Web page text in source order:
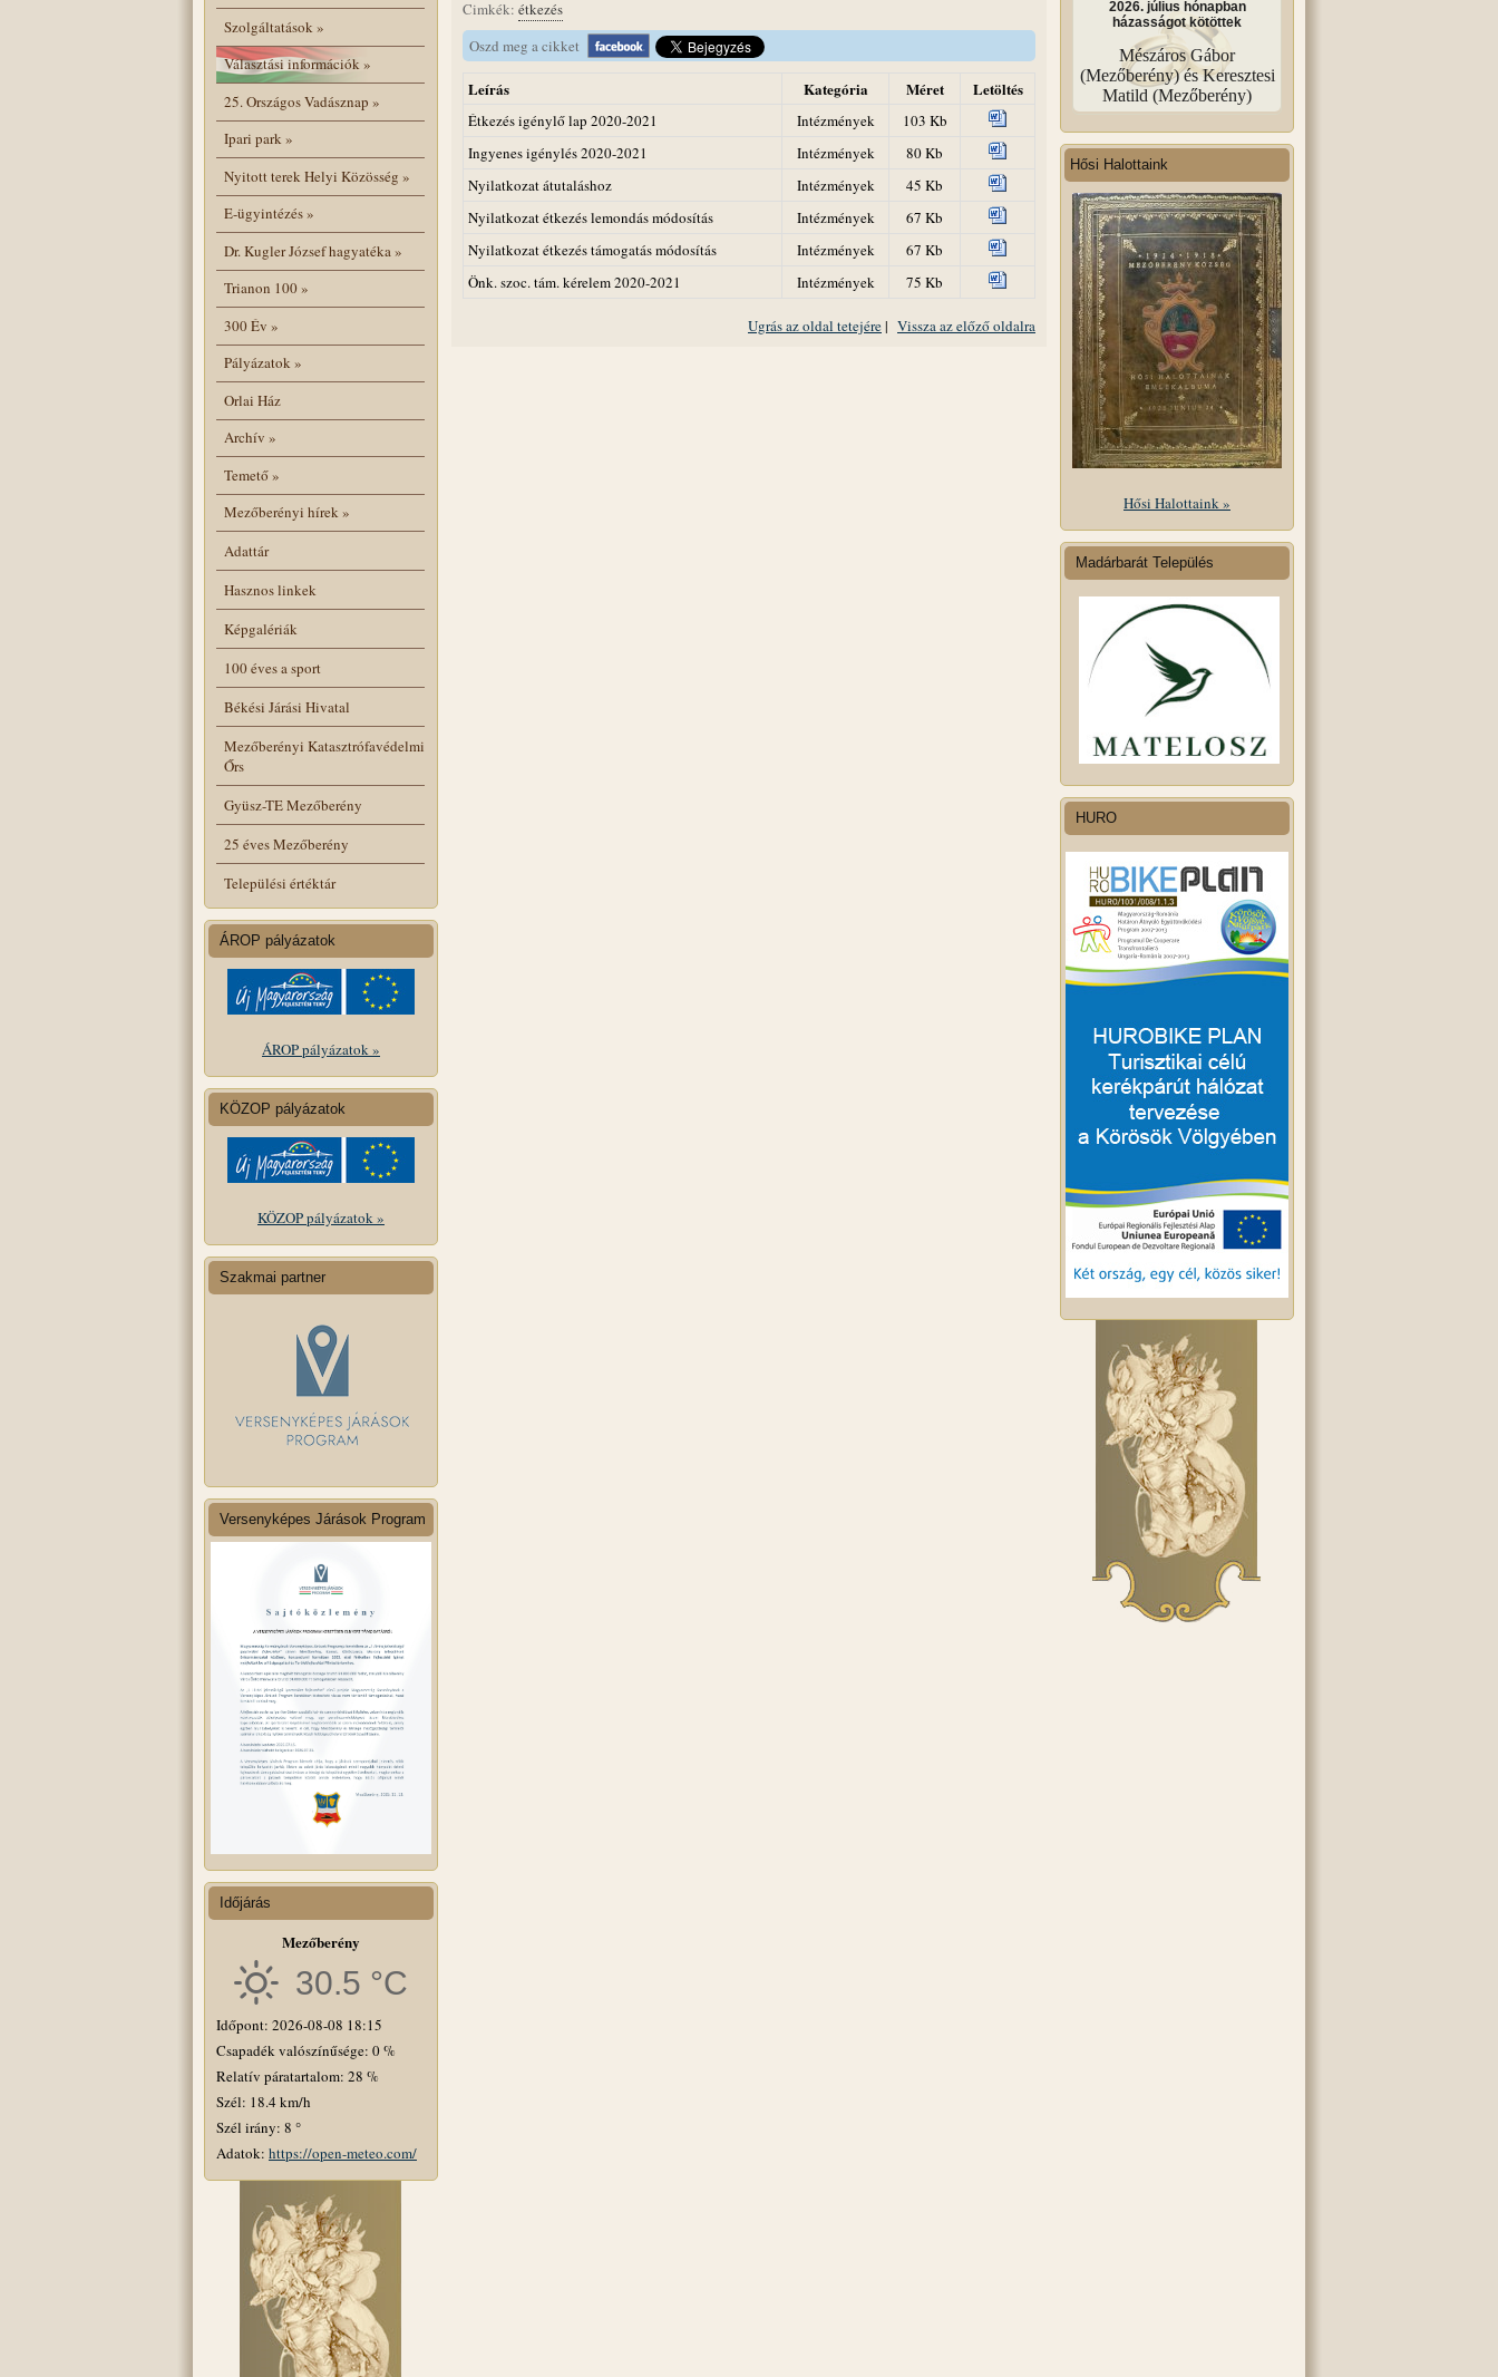
Szolgáltatások»
Választási információk»
25. Országos Vadásznap »
Ipari park»
Nyitott terek Helyi Közösség »
E-ügyintézés»
Dr. Kugler József hagyatéka»
Trianon 100»
300 Év »
Pályázatok»
Orlai Ház
Archív »
Temető»
Mezőberényi hírek»
Adattár
Hasznos linkek
Képgalériák
100 éves a sport
Békési Járási Hivatal
Mezőberényi Katasztrófavédelmi
Őrs
Gyüsz-TE Mezőberény
25 éves Mezőberény
Települési értéktár
ÁROP pályázatok
ÁROP pályázatok »
KÖZOP pályázatok
KÖZOP pályázatok »
Szakmai partner
Versenyképes Járások Program
Időjárás
Mezőberény
30.5 °C
Időpont: 2026-08-08 18:15
Csapadék valószínűsége: 0 %
Relatív páratartalom: 28 %
Szél: 18.4 km/h
Szél irány: 8 °
Adatok: https://open-meteo.com/
Cimkék: étkezés
Oszd meg a cikket
Leírás Kategória Méret Letöltés
Étkezés igénylő lap 2020-2021 Intézmények
103 Kb
Ingyenes igénylés 2020-2021
Intézmények
80 Kb
Nyilatkozat átutaláshoz
Intézmények
45 Kb
Nyilatkozat étkezés lemondás módosítás
Intézmények
67 Kb
Nyilatkozat étkezés támogatás módosítás
Intézmények
67 Kb
Önk. szoc. tám. kérelem 2020-2021
Intézmények 75 Kb
Ugrás az oldal tetejére| Vissza az előző oldalra
2026. július hónapban
házasságot kötöttek
Mészáros Gábor
(Mezőberény) és Keresztesi
Matild (Mezőberény)
Hősi Halottaink
Hősi Halottaink »
Madárbarát Település
HURO